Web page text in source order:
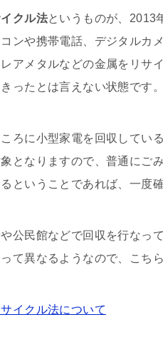
クル法というものが、2013
ンや携帯電話、デジタルカ
アメタルなどの金属をリサ
ったとは言えない状態です
ろに小型家電を回収してい
となりますので、普通にご
ということであれば、一度
公民館などで回収を行なっ
て異なるようなので、こち
イクル法について